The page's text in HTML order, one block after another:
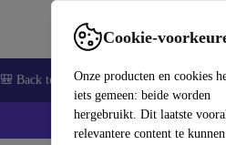
Cookie-
Onze producten en cookies
iets gemeen: beide worden
hergebruikt. Dit laatste
relevantere content te
🎒 Back to school Elektronica